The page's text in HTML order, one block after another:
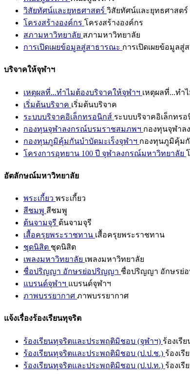
วิสัยทัศน์และยุทธศาสตร์ วิสัยทัศน์และยุทธศาสตร์
โครงสร้างองค์กร โครงสร้างองค์กร
สภามหาวิทยาลัย สภามหาวิทยาลัย
การเปิดเผยข้อมูลสู่สาธารณะ การเปิดเผยข้อมูลสู่
บริจาคให้จุฬาฯ
เหตุผลที่...ทำไมต้องบริจาคให้จุฬาฯ เหตุผลที่...ทำ
เริ่มต้นบริจาค เริ่มต้นบริจาค
ระบบบริจาคอิเล็กทรอนิกส์ ระบบบริจาคอิเล็กทร
กองทุนจุฬาลงกรณ์บรมราชสมภพฯ กองทุนจุฬาล
กองทุนภูมิคุ้มกันบำบัดมะเร็งจุฬาฯ กองทุนภูมิคุ้มกั
โครงการอุทยาน 100 ปี จุฬาลงกรณ์มหาวิทยาลัย
อัตลักษณ์มหาวิทยาลัย
พระเกี้ยว พระเกี้ยว
สีชมพู สีชมพู
ต้นจามจุรี ต้นจามจุรี
เสื้อครุยพระราชทาน เสื้อครุยพระราชทาน
ชุดนิสิต ชุดนิสิต
เพลงมหาวิทยาลัย เพลงมหาวิทยาลัย
ชื่อปริญญา อักษรย่อปริญญา ชื่อปริญญา อักษรย่
แบรนด์จุฬาฯ แบรนด์จุฬาฯ
ภาพบรรยากาศ ภาพบรรยากาศ
แจ้งเรื่องร้องเรียนทุจริต
ร้องเรียนทุจริตและประพฤติมิชอบ (จุฬาฯ) ร้องเรี
ร้องเรียนทุจริตและประพฤติมิชอบ (ป.ป.ช.) ร้องเ
ร้องเรียนทุจริตและประพฤติมิชอบ (ป.ป.ท.) ร้องเ